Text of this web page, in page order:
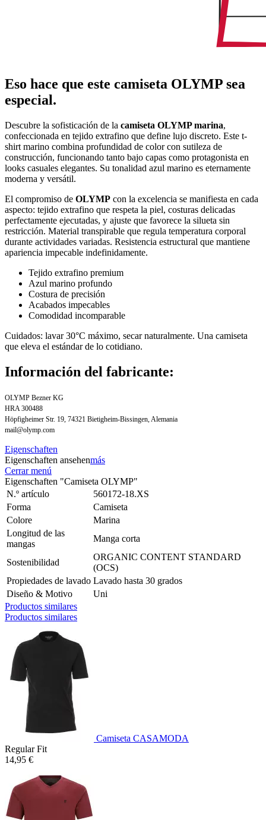
Eso hace que este camiseta OLYMP sea
especial.
Descubre la sofisticación de la camiseta OLYMP marina,
confeccionada en tejido extrafino que define lujo discreto. Este t-
shirt marino combina profundidad de color con sutileza de
construcción, funcionando tanto bajo capas como protagonista en
looks casuales elegantes. Su tonalidad azul marino es eternamente
moderna y versátil.
El compromiso de OLYMP con la excelencia se manifiesta en cada
aspecto: tejido extrafino que respeta la piel, costuras delicadas
perfectamente ejecutadas, y ajuste que favorece la silueta sin
restricción. Material transpirable que regula temperatura corporal
durante actividades variadas. Resistencia estructural que mantiene
apariencia impecable indefinidamente.
Tejido extrafino premium
Azul marino profundo
Costura de precisión
Acabados impecables
Comodidad incomparable
Cuidados: lavar 30°C máximo, secar naturalmente. Una camiseta
que eleva el estándar de lo cotidiano.
Información del fabricante:
OLYMP Bezner KG
HRA 300488
Höpfigheimer Str. 19, 74321 Bietigheim-Bissingen, Alemania
mail@olymp.com
Eigenschaften
Eigenschaften ansehenmás
Cerrar menú
Eigenschaften "Camiseta OLYMP"
N.º artículo
560172-18.XS
Forma
Camiseta
Colore
Marina
Longitud de las
mangas
Manga corta
Sostenibilidad
ORGANIC CONTENT STANDARD
(OCS)
Propiedades de lavado Lavado hasta 30 grados
Diseño & Motivo
Uni
Productos similares
Productos similares
Camiseta CASAMODA
Regular Fit
14,95 €